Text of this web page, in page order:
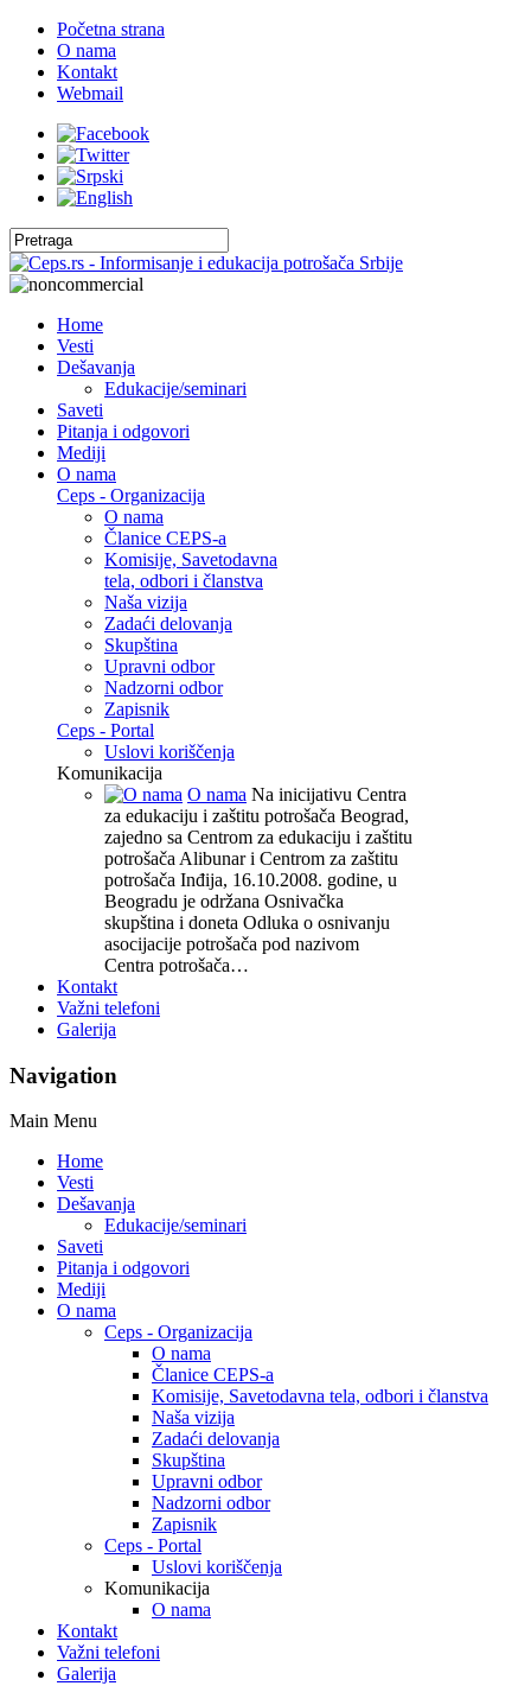
Početna strana
O nama
Kontakt
Webmail
Home
Vesti
Dešavanja
Edukacije/seminari
Saveti
Pitanja i odgovori
Mediji
O nama
Ceps - Organizacija
O nama
Članice CEPS-a
Komisije, Savetodavna
tela, odbori i članstva
Naša vizija
Zadaći delovanja
Skupština
Upravni odbor
Nadzorni odbor
Zapisnik
Ceps - Portal
Uslovi koriščenja
Komunikacija
O nama Na inicijativu Centra
za edukaciju i zaštitu potrošača Beograd,
zajedno sa Centrom za edukaciju i zaštitu
potrošača Alibunar i Centrom za zaštitu
potrošača Inđija, 16.10.2008. godine, u
Beogradu je održana Osnivačka
skupština i doneta Odluka o osnivanju
asocijacije potrošača pod nazivom
Centra potrošača…
Kontakt
Važni telefoni
Galerija
Navigation
Main Menu
Home
Vesti
Dešavanja
Edukacije/seminari
Saveti
Pitanja i odgovori
Mediji
O nama
Ceps - Organizacija
O nama
Članice CEPS-a
Komisije, Savetodavna tela, odbori i članstva
Naša vizija
Zadaći delovanja
Skupština
Upravni odbor
Nadzorni odbor
Zapisnik
Ceps - Portal
Uslovi koriščenja
Komunikacija
O nama
Kontakt
Važni telefoni
Galerija